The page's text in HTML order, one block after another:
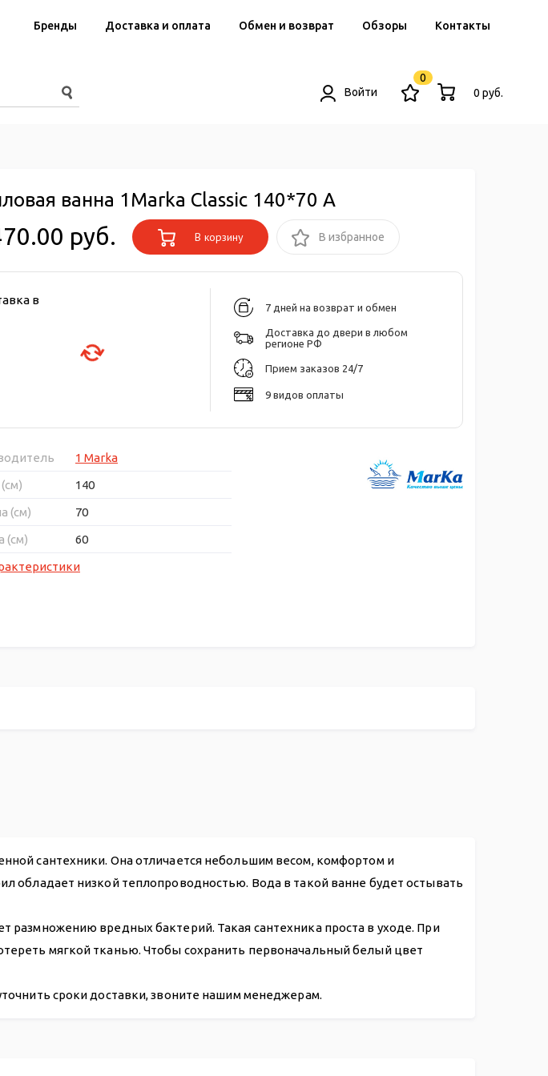
Бренды Доставка и оплата Обмен и возврат Обзоры Контакты
Войти
0
0 руб.
ванна 1Marka Classic 140*70 А
руб. В корзину В избранное
в
7 дней на возврат и обмен
Доставка до двери в любом
регионе РФ
Прием заказов 24/7
9 видов оплаты
1 Marka
140
(см)
70
(см)
60
сантехники. Она отличается небольшим весом, комфортом и
обладает низкой теплопроводностью. Вода в такой ванне будет остывать
размножению вредных бактерий. Такая сантехника проста в уходе. При
мягкой тканью. Чтобы сохранить первоначальный белый цвет
сроки доставки, звоните нашим менеджерам.